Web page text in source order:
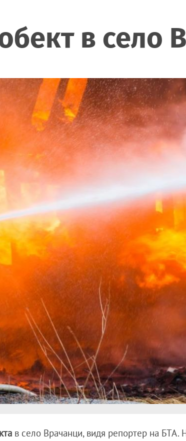
в село
в село Врачанци, видя репортер на БТА.